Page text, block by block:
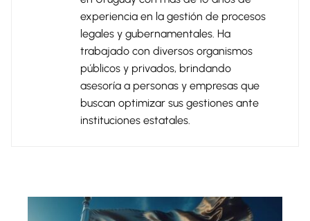
experiencia en la gestión de procesos
legales y gubernamentales. Ha
trabajado con diversos organismos
públicos y privados, brindando
asesoría a personas y empresas que
buscan optimizar sus gestiones ante
instituciones estatales.